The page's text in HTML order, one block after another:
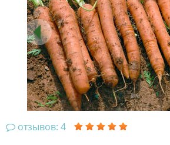
отзывов: 4